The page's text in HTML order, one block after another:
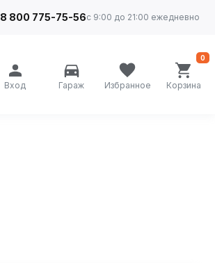
8 800 775-75-56с 9:00 до 21:00 ежедневно
Вход Гараж Избранное Корзина
0